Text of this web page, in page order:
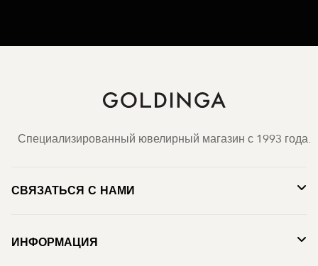
Специализированный ювелирный магазин с 1993 года.
СВЯЗАТЬСЯ С НАМИ
ИНФОРМАЦИЯ